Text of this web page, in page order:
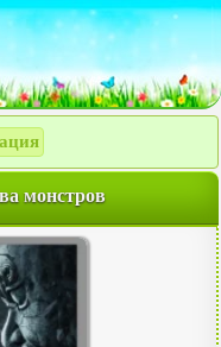
монстров